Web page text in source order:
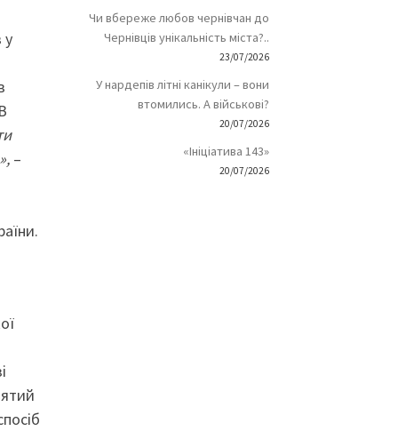
у
–
Чи вбереже любов чернівчан до
Чернівців унікальність міста?..
23/07/2026
У нардепів літні канікули – вони
втомились. А військові?
20/07/2026
«Ініціатива 143»
20/07/2026